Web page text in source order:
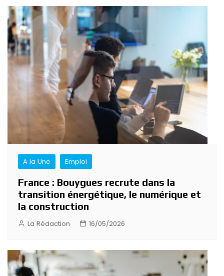
A la Une Emploi
France : Bouygues recrute dans la
transition énergétique, le numérique et
la construction
La Rédaction 16/05/2026